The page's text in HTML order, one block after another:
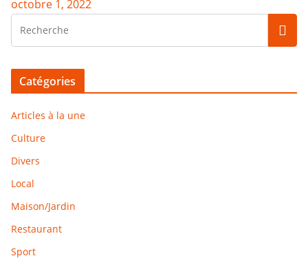
octobre 1, 2022
Catégories
Articles à la une
Culture
Divers
Local
Maison/Jardin
Restaurant
Sport